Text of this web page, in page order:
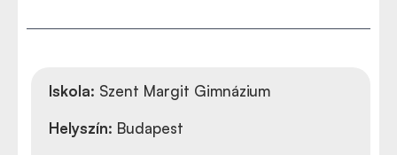
Iskola: Szent Margit Gimnázium
Helyszín: Budapest